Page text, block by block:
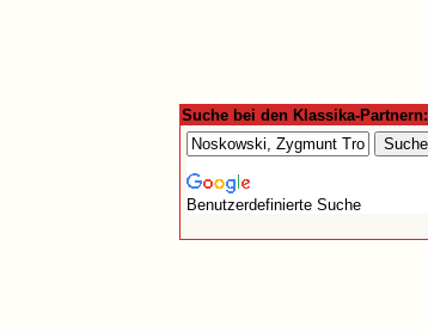
Suche bei den Klassika-Partnern:
Benutzerdefinierte Suche